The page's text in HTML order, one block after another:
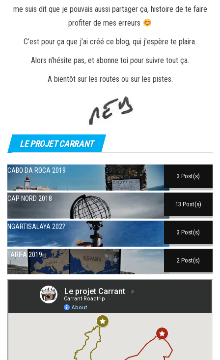
me suis dit que je pouvais aussi partager ça, histoire de te faire
profiter de mes erreurs
C’est pour ça que j’ai créé ce blog, qui j’espère te plaira.
Alors n’hésite pas, et abonne toi pour suivre tout ça.
A bientôt sur les routes ou sur les pistes.
LE PROJET CARRANT
CABO DA ROCA 2019
3 Post(s)
CAP NORD 2018
13 Post(s)
NGARTISALAYA 202?
3 Post(s)
TARIFA 2019
2 Post(s)